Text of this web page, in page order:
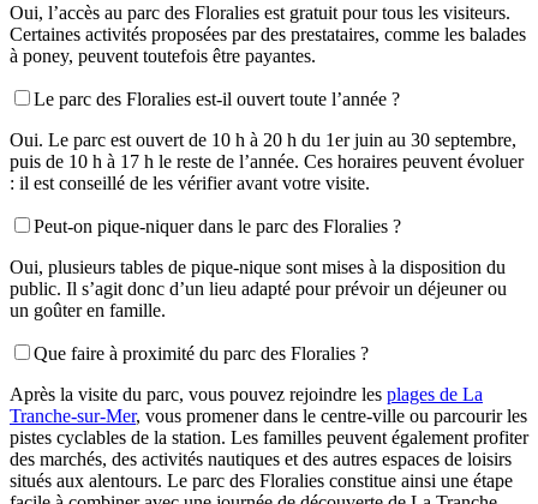
Oui, l’accès au parc des Floralies est gratuit pour tous les visiteurs.
Certaines activités proposées par des prestataires, comme les balades
à poney, peuvent toutefois être payantes.
Le parc des Floralies est-il ouvert toute l’année ?
Oui. Le parc est ouvert de 10 h à 20 h du 1er juin au 30 septembre,
puis de 10 h à 17 h le reste de l’année. Ces horaires peuvent évoluer
: il est conseillé de les vérifier avant votre visite.
Peut-on pique-niquer dans le parc des Floralies ?
Oui, plusieurs tables de pique-nique sont mises à la disposition du
public. Il s’agit donc d’un lieu adapté pour prévoir un déjeuner ou
un goûter en famille.
Que faire à proximité du parc des Floralies ?
Après la visite du parc, vous pouvez rejoindre les plages de La
Tranche-sur-Mer, vous promener dans le centre-ville ou parcourir les
pistes cyclables de la station. Les familles peuvent également profiter
des marchés, des activités nautiques et des autres espaces de loisirs
situés aux alentours. Le parc des Floralies constitue ainsi une étape